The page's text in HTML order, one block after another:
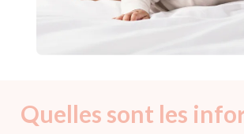
Quelles sont les